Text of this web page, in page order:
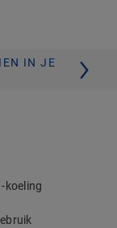
IN JE
koeling